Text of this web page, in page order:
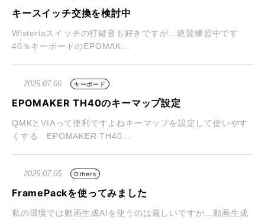
キースイッチ交換を検討中
Wisteriaスイッチの打鍵音も好きですが…絶賛練習中です
40％キーボードのEPOMAK...
2025.07.06 キーボード
EPOMAKER TH40のキーマップ設定
QMKとVIAって便利ですよねキーマップを設定して使いやす
くする EPOMAKER TH40...
2025.07.05 Others
FramePackを使ってみました
私の環境では動画生成AIを使うのは厳しいですが…動画生成